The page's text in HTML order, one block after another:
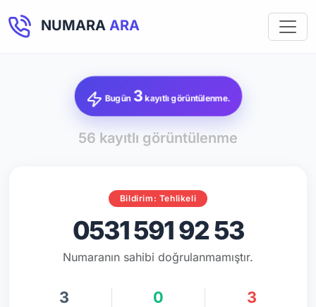
NUMARA ARA
Bugün 3kayıtlı görüntülenme.
56 kayıtlı görüntülenme
Bildirim: Tehlikeli
0531 591 92 53
Numaranın sahibi doğrulanmamıştır.
3 0 3